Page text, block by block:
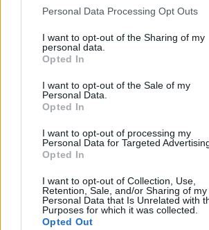
Personal Data Processing Opt Outs
I want to opt-out of the Sharing of my
personal data.
Opted In
I want to opt-out of the Sale of my
Personal Data.
Opted In
I want to opt-out of processing my
Personal Data for Targeted
Opted In
I want to opt-out of Collection, Use,
Retention, Sale, and/or Sharing of my
Personal Data that Is Unrelated with
Purposes for which it was collected.
Opted Out
plugin a correre in soccorso:
Jetpackportano avanti un
onnicomprensivo, ma si
anche molti piccoli aiuti come
for Bad Botsin gradi di
Autenticazione a due fattori
lontani gli spammer.
La sicurezza è una questione